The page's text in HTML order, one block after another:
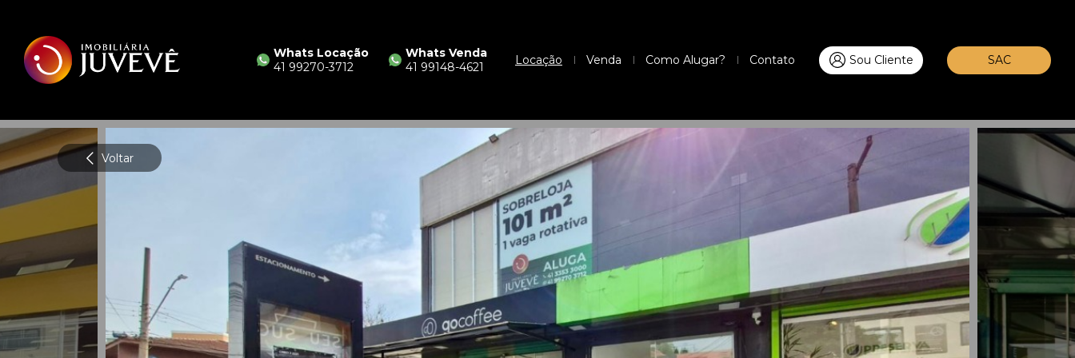
Whats Locação
41 99270-3712
Whats Venda
41 99148-4621
Locação Venda Como Alugar? Contato Sou Cliente SAC
Voltar